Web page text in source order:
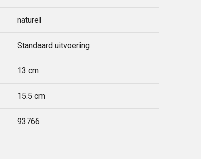
naturel
Standaard uitvoering
13 cm
15.5 cm
93766